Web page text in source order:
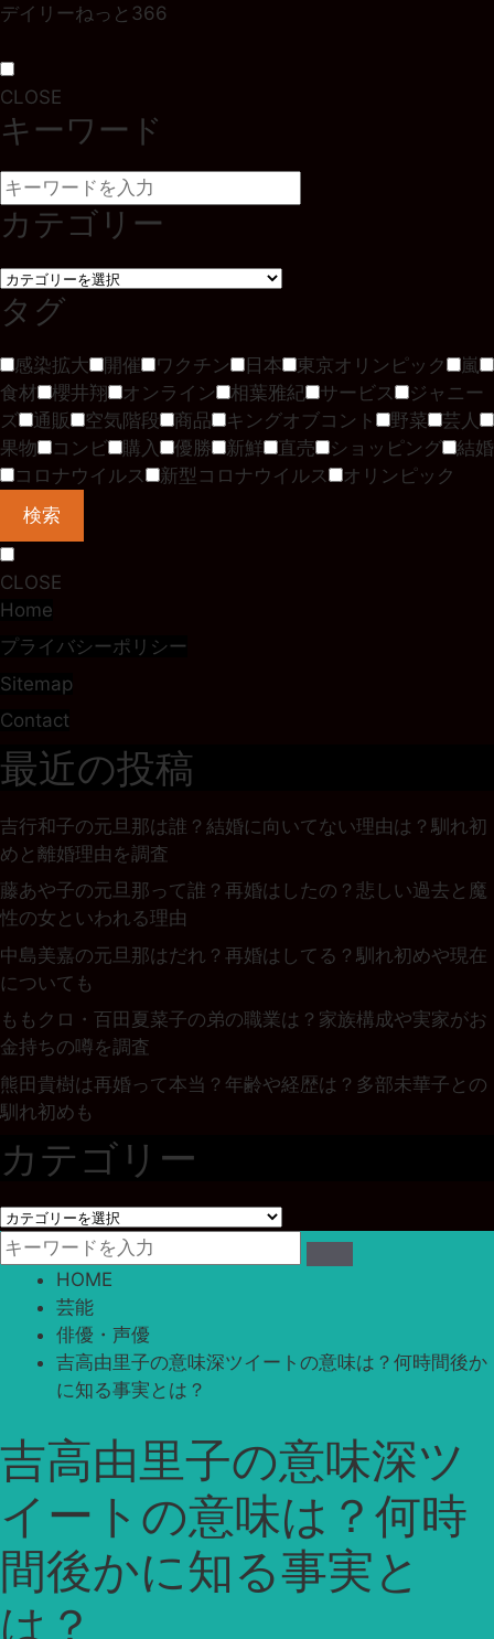
デイリーねっと366
CLOSE
キーワード
カテゴリー
タグ
感染拡大 開催 ワクチン 日本 東京オリンピック
嵐
食材
櫻井翔 オンライン 相葉雅紀 サービス
ジャニー
ズ
通販 空気階段 商品 キングオブコント 野菜
芸人
果物
コンビ 購入 優勝 新鮮 直売 ショッピング
結婚
コロナウイルス
新型コロナウイルス
オリンピック
検索
CLOSE
Home
プライバシーポリシー
Sitemap
Contact
最近の投稿
吉行和子の元旦那は誰？結婚に向いてない理由は？馴れ初
めと離婚理由を調査
藤あや子の元旦那って誰？再婚はしたの？悲しい過去と魔
性の女といわれる理由
中島美嘉の元旦那はだれ？再婚はしてる？馴れ初めや現在
についても
ももクロ・百田夏菜子の弟の職業は？家族構成や実家がお
金持ちの噂を調査
熊田貴樹は再婚って本当？年齢や経歴は？多部未華子との
馴れ初めも
カテゴリー
カ
テ
ゴ
HOME
芸能
俳優・声優
吉高由里子の意味深ツイートの意味は？何時間後か
に知る事実とは？
吉高由里子の意味深ツ
イートの意味は？何時
間後かに知る事実と
は？